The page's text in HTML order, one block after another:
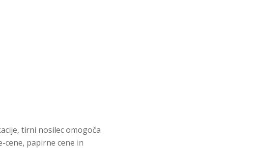
tirni nosilec omogoča
papirne cene in